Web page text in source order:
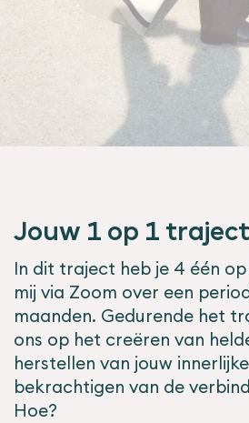
Jouw 1 op 1 traject
In dit traject heb je 4 één op
mij via Zoom over een
maanden. Gedurende het
ons op het creëren van
herstellen van jouw
bekrachtigen van de
Hoe?